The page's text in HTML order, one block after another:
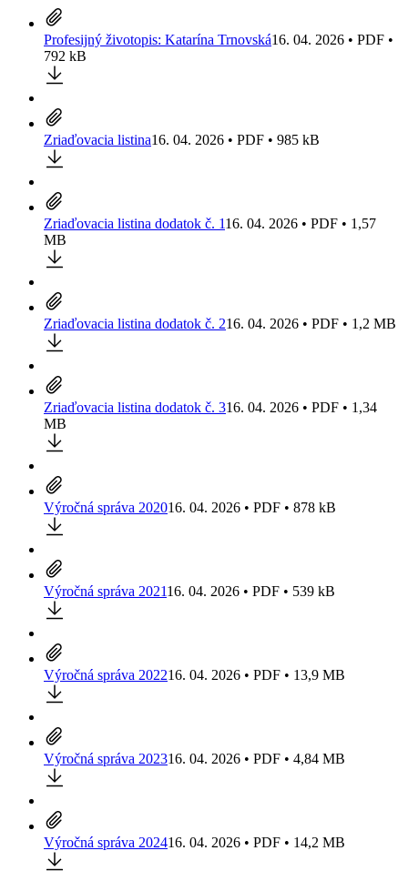
Profesijný životopis: Katarína Trnovská16. 04. 2026 • PDF •
792 kB
Zriaďovacia listina16. 04. 2026 • PDF • 985 kB
Zriaďovacia listina dodatok č. 116. 04. 2026 • PDF • 1,57
MB
Zriaďovacia listina dodatok č. 216. 04. 2026 • PDF • 1,2 MB
Zriaďovacia listina dodatok č. 316. 04. 2026 • PDF • 1,34
MB
Výročná správa 202016. 04. 2026 • PDF • 878 kB
Výročná správa 202116. 04. 2026 • PDF • 539 kB
Výročná správa 202216. 04. 2026 • PDF • 13,9 MB
Výročná správa 202316. 04. 2026 • PDF • 4,84 MB
Výročná správa 202416. 04. 2026 • PDF • 14,2 MB